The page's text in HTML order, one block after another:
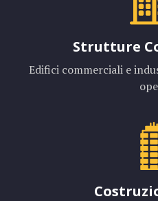
Strutture
Edifici commerciali e